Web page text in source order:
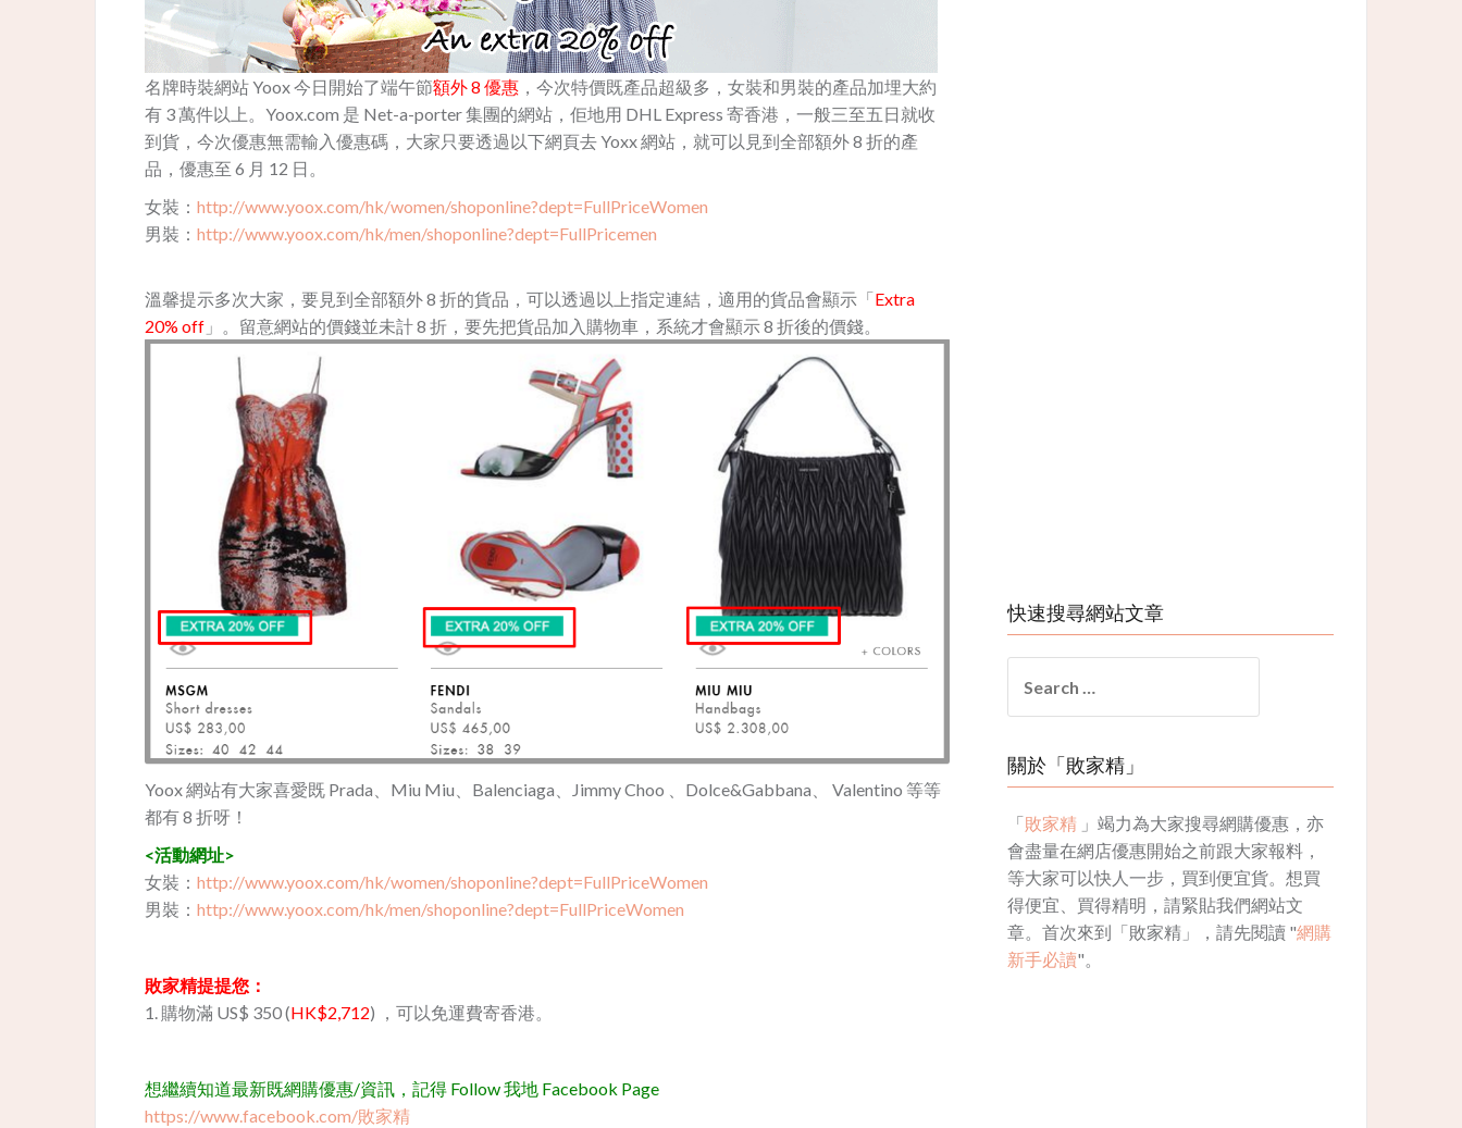
名牌時裝網站 Yoox 今日開始了端午節額外 8 優惠 ，今次特價既產品超級多，女裝和男裝的產品加埋大約
有 3 萬件以上。Yoox.com 是 Net-a-porter 集團的網站，佢地用 DHL Express 寄香港，一般三至五日就收
到貨，今次優惠無需輸入優惠碼，大家只要透過以下網頁去 Yoxx 網站，就可以見到全部額外 8 折的產
品，優惠至 6 月 12 日。
女裝： http://www.yoox.com/hk/women/shoponline?dept=FullPriceWomen
男裝： http://www.yoox.com/hk/men/shoponline?dept=FullPricemen
溫馨提示多次大家，要見到全部額外 8 折的貨品，可以透過以上指定連結，適用的貨品會顯示「Extra
20% off 」。留意網站的價錢並未計 8 折，要先把貨品加入購物車，系統才會顯示 8 折後的價錢。
Yoox 網站有大家喜愛既 Prada、Miu Miu、Balenciaga、Jimmy Choo 、Dolce&Gabbana、 Valentino 等等
都有 8 折呀！
<活動網址>
女裝： http://www.yoox.com/hk/women/shoponline?dept=FullPriceWomen
男裝： http://www.yoox.com/hk/men/shoponline?dept=FullPriceWomen
敗家精提提您：
1. 購物滿 US$ 350 (HK$2,712) ，可以免運費寄香港。
想繼續知道最新既網購優惠/資訊，記得 Follow 我地 Facebook Page
https://www.facebook.com/敗家精
快速搜尋網站文章
for:
關於「敗家精」
「敗家精 」竭力為大家搜尋網購優惠，亦
會盡量在網店優惠開始之前跟大家報料，
等大家可以快人一步，買到便宜貨。想買
得便宜、買得精明，請緊貼我們網站文
章。首次來到「敗家精」，請先閱讀 "網購
新手必讀"。